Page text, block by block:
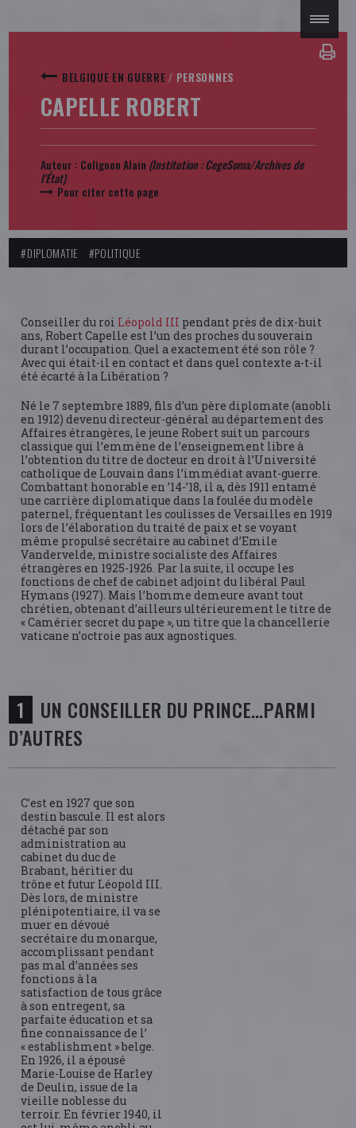
BELGIQUE EN GUERRE / PERSONNES
CAPELLE ROBERT
Auteur : Colignon Alain (Institution : CegeSoma/Archives de
l'État)
Pour citer cette page
#DIPLOMATIE #POLITIQUE
Conseiller du roi Léopold III pendant près de dix-huit
ans, Robert Capelle est l’un des proches du souverain
durant l’occupation. Quel a exactement été son rôle ?
Avec qui était-il en contact et dans quel contexte a-t-il
été écarté à la Libération ?
Né le 7 septembre 1889, fils d’un père diplomate (anobli
en 1912) devenu directeur-général au département des
Affaires étrangères, le jeune Robert suit un parcours
classique qui l’emmène de l’enseignement libre à
l’obtention du titre de docteur en droit à l’Université
catholique de Louvain dans l’immédiat avant-guerre.
Combattant honorable en ’14-’18, il a, dès 1911 entamé
une carrière diplomatique dans la foulée du modèle
paternel, fréquentant les coulisses de Versailles en 1919
lors de l’élaboration du traité de paix et se voyant
même propulsé secrétaire au cabinet d’Emile
Vandervelde, ministre socialiste des Affaires
étrangères en 1925-1926. Par la suite, il occupe les
fonctions de chef de cabinet adjoint du libéral Paul
Hymans (1927). Mais l’homme demeure avant tout
chrétien, obtenant d’ailleurs ultérieurement le titre de
« Camérier secret du pape », un titre que la chancellerie
vaticane n’octroie pas aux agnostiques.
UN CONSEILLER DU PRINCE…PARMI
D’AUTRES
C’est en 1927 que son
destin bascule. Il est alors
détaché par son
administration au
cabinet du duc de
Brabant, héritier du
trône et futur Léopold III.
Dès lors, de ministre
plénipotentiaire, il va se
muer en dévoué
secrétaire du monarque,
accomplissant pendant
pas mal d’années ses
fonctions à la
satisfaction de tous grâce
à son entregent, sa
parfaite éducation et sa
fine connaissance de l’
« establishment » belge.
En 1926, il a épousé
Marie-Louise de Harley
de Deulin, issue de la
vieille noblesse du
terroir. En février 1940, il